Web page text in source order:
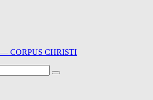
CORPUS CHRISTI